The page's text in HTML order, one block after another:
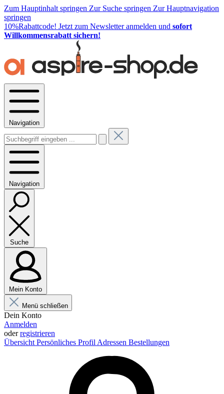
Zum Hauptinhalt springen Zur Suche springen Zur Hauptnavigation
springen
10%Rabattcode! Jetzt zum Newsletter anmelden und sofort
Willkommensrabatt sichern!
Navigation
Navigation
Suche
Mein Konto
Menü schließen
Dein Konto
Anmelden
oderregistrieren
Übersicht Persönliches Profil Adressen Bestellungen